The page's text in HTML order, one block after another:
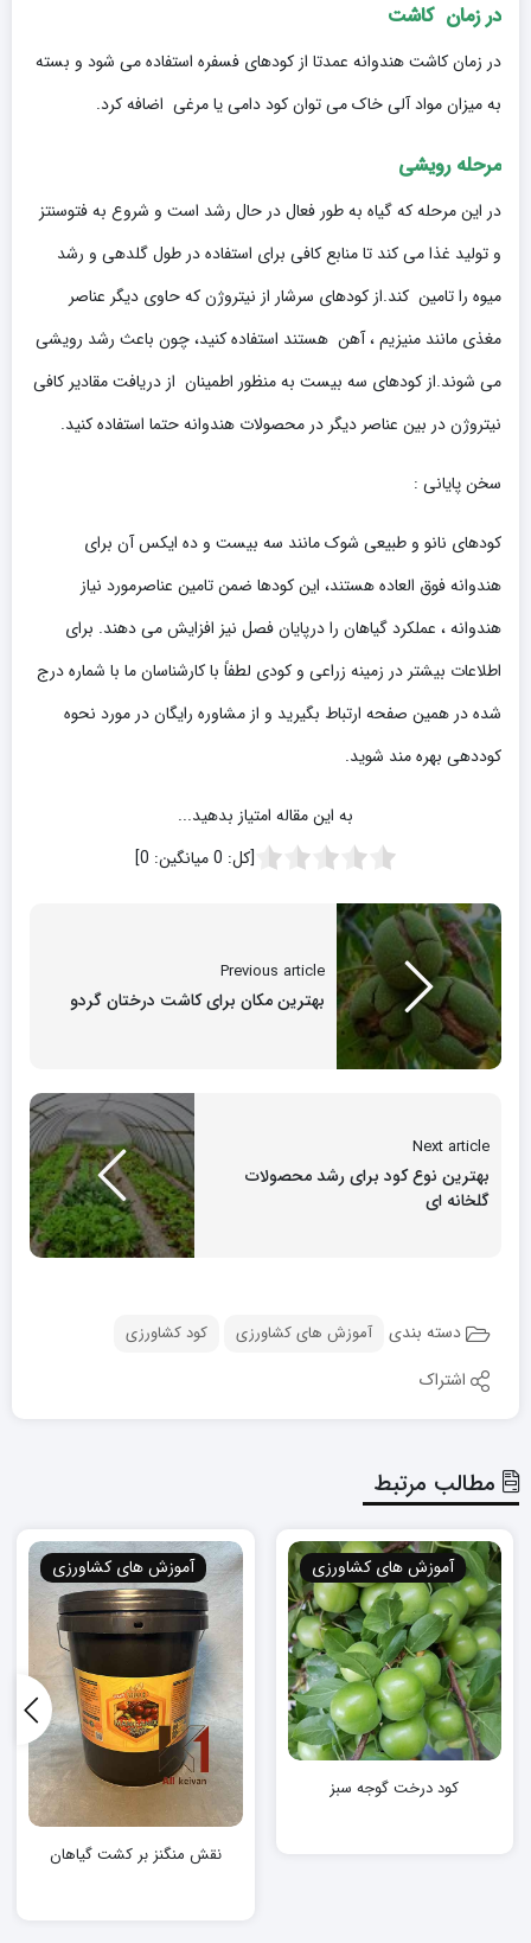
در زمان کاشت
در زمان کاشت هندوانه عمدتا از کودهای فسفره استفاده می شود و بسته
به میزان مواد آلی خاک می توان کود دامی یا مرغی اضافه کرد.
مرحله رویشی
در این مرحله که گیاه به طور فعال در حال رشد است و شروع به فتوسنتز
و تولید غذا می کند تا منابع کافی برای استفاده در طول گلدهی و رشد
میوه را تامین کند.از کودهای سرشار از نیتروژن که حاوی دیگر عناصر
مغذی مانند منیزیم ، آهن هستند استفاده کنید، چون باعث رشد رویشی
می شوند.از کودهای سه بیست به منظور اطمینان از دریافت مقادیر کافی
نیتروژن در بین عناصر دیگر در محصولات هندوانه حتما استفاده کنید.
سخن پایانی :
کودهای نانو و طبیعی شوک مانند سه بیست و ده ایکس آن برای
هندوانه فوق العاده هستند، این کودها ضمن تامین عناصرمورد نیاز
هندوانه ، عملکرد گیاهان را درپایان فصل نیز افزایش می دهند. برای
اطلاعات بیشتر در زمینه زراعی و کودی لطفاً با کارشناسان ما با شماره درج
شده در همین صفحه ارتباط بگیرید و از مشاوره رایگان در مورد نحوه
کوددهی بهره مند شوید.
به این مقاله امتیاز بدهید...
[کل: 0میانگین: 0
]
Previous article
بهترین مکان برای کاشت درختان گردو
Next article
بهترین نوع کود برای رشد محصولات
گلخانه ای
دسته بندی آموزش های کشاورزی کود کشاورزی
اشتراک
مطالب مرتبط
آموزش های کشاورزی
کود درخت گوجه سبز
آموزش های کشاورزی
نقش منگنز بر کشت گیاهان